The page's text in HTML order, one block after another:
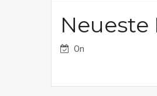
AKTUELLES
On